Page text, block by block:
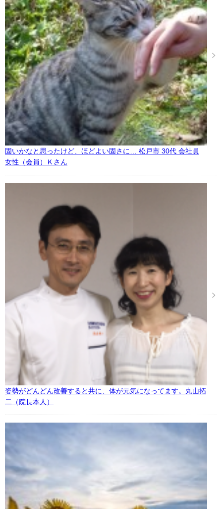
固いかなと思ったけど、ほどよい固さに… 松戸市 30代 会社員
女性（会員）Ｋさん
姿勢がどんどん改善すると共に、体が元気になってます。丸山拓
二（院長本人）